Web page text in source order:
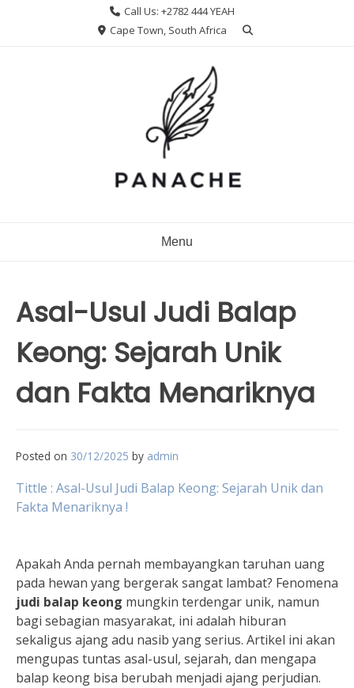
Call Us: +2782 444 YEAH
Cape Town, South Africa
Menu
Asal-Usul Judi Balap
Keong: Sejarah Unik
dan Fakta Menariknya
Posted on 30/12/2025 by admin
Tittle : Asal-Usul Judi Balap Keong: Sejarah Unik dan
Fakta Menariknya !
Apakah Anda pernah membayangkan taruhan uang
pada hewan yang bergerak sangat lambat? Fenomena
judi balap keong mungkin terdengar unik, namun
bagi sebagian masyarakat, ini adalah hiburan
sekaligus ajang adu nasib yang serius. Artikel ini akan
mengupas tuntas asal-usul, sejarah, dan mengapa
balap keong bisa berubah menjadi ajang perjudian.